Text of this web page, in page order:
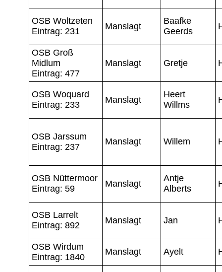
OSB Woltzeten
Eintrag: 231
Manslagt
Baafke
Geerds
OSB Groß
Midlum
Eintrag: 477
Manslagt Gretje
OSB Woquard
Eintrag: 233
Manslagt
Heert
Willms
OSB Jarssum
Eintrag: 237
Manslagt Willem
OSB Nüttermoor
Eintrag: 59
Manslagt
Antje
Alberts
OSB Larrelt
Eintrag: 892
Manslagt Jan
OSB Wirdum
Eintrag: 1840
Manslagt Ayelt